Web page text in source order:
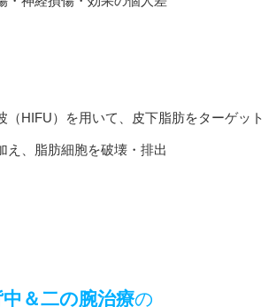
（HIFU）を用いて、皮下脂肪をターゲット
え、脂肪細胞を破壊・排出
＆二の腕治療の